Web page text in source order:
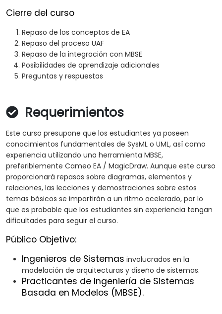
Cierre del curso
Repaso de los conceptos de EA
Repaso del proceso UAF
Repaso de la integración con MBSE
Posibilidades de aprendizaje adicionales
Preguntas y respuestas
Requerimientos
Este curso presupone que los estudiantes ya poseen
conocimientos fundamentales de SysML o UML, así como
experiencia utilizando una herramienta MBSE,
preferiblemente Cameo EA / MagicDraw. Aunque este curso
proporcionará repasos sobre diagramas, elementos y
relaciones, las lecciones y demostraciones sobre estos
temas básicos se impartirán a un ritmo acelerado, por lo
que es probable que los estudiantes sin experiencia tengan
dificultades para seguir el curso.
Público Objetivo:
Ingenieros de Sistemas involucrados en la
modelación de arquitecturas y diseño de sistemas.
Practicantes de Ingeniería de Sistemas
Basada en Modelos (MBSE).